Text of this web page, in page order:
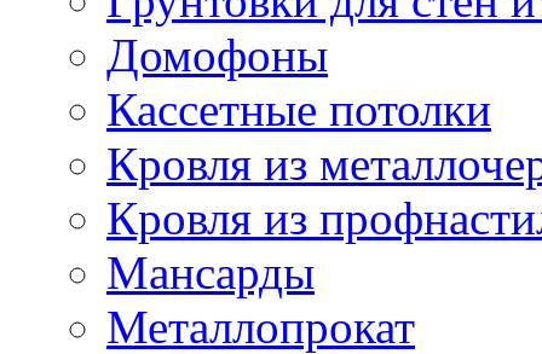
Домофоны
Кассетные потолки
Кровля из
Кровля из
Мансарды
Металлопрокат